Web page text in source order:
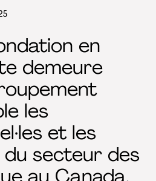
en
demeure
les
et les
secteur des
au Canada.